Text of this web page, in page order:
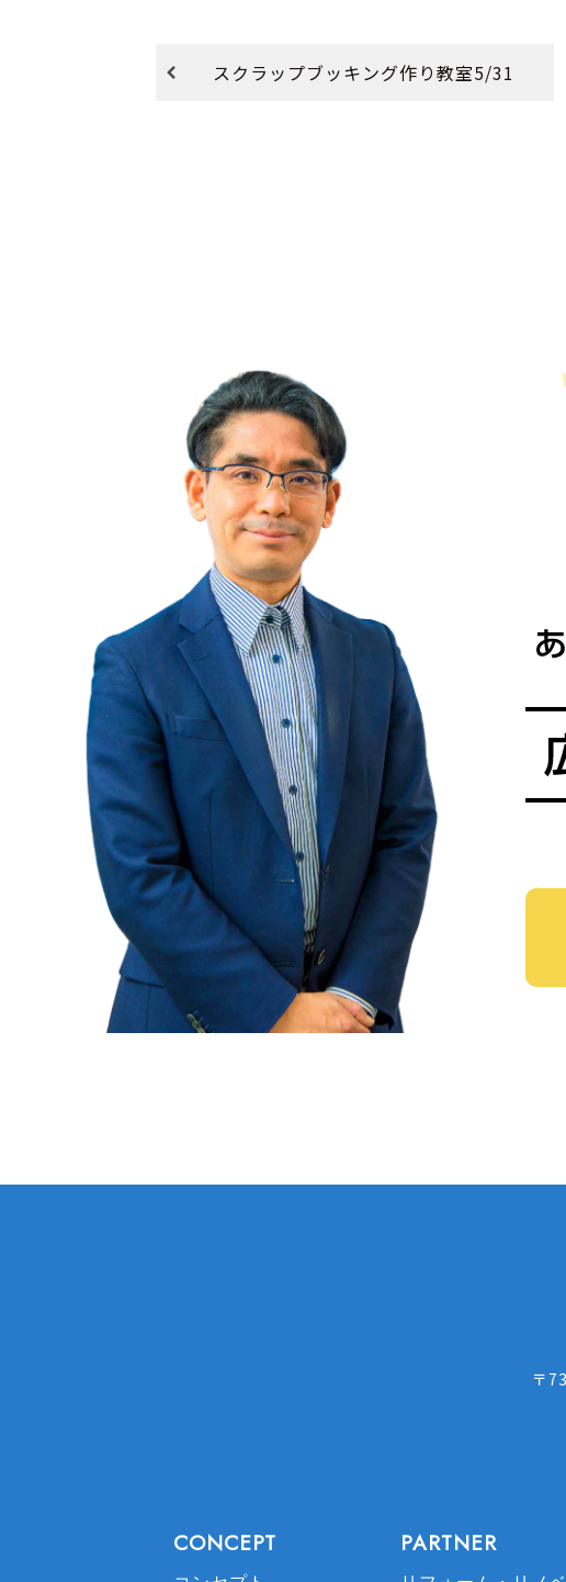
スクラップブッキング作り教室5/31
〒
CONCEPT PARTNER